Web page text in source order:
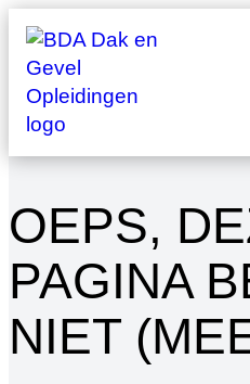
Ga
naar
de
inhoud
OEPS,
PAGINA
NIET